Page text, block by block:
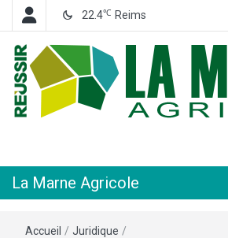
22.4℃ Reims
La Marne Agricole
Accueil / Juridique /